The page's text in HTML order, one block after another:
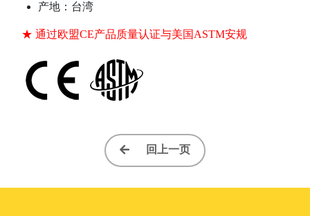
产地：台湾
★ 通过欧盟CE产品质量认证与美国ASTM安规
回上一页